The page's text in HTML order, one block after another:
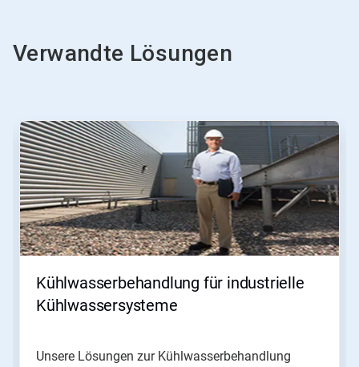
Verwandte Lösungen
Dies
ist
ein
Karussell.
Nutzen
Sie
die
Schaltflächen
Weiter
und
Kühlwasserbehandlung für industrielle
Kühlwassersysteme
Unsere Lösungen zur Kühlwasserbehandlung